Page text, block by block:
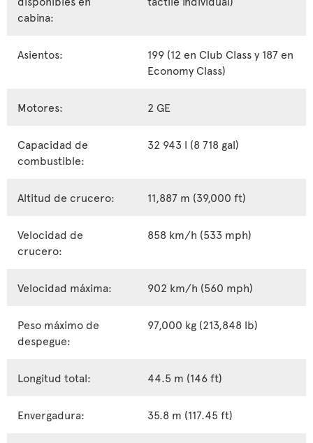
cabina:
Asientos:
199 (12 en Club Class y 187 en
Economy Class)
Motores: 2 GE
Capacidad de
combustible:
32 943 l (8 718 gal)
Altitud de crucero: 11,887 m (39,000 ft)
Velocidad de
crucero:
858 km/h (533 mph)
Velocidad máxima: 902 km/h (560 mph)
Peso máximo de
despegue:
97,000 kg (213,848 lb)
Longitud total: 44.5 m (146 ft)
Envergadura: 35.8 m (117.45 ft)